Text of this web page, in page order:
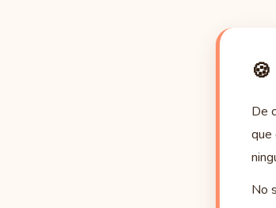
De
que
No